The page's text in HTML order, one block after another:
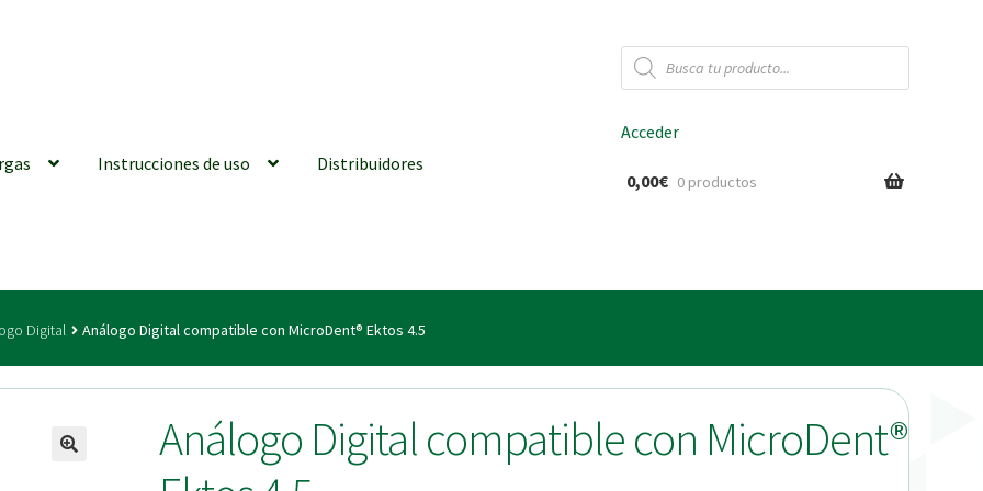
Búsqueda
de
productos
Instrucciones de uso Distribuidores
generales Conexiones CAD CAM Distribuidores
| Tienda Online!
Acceder
0,00€ 0 productos
Digital Análogo Digital compatible con MicroDent® Ektos 4.5
Análogo Digital compatible con MicroDent®